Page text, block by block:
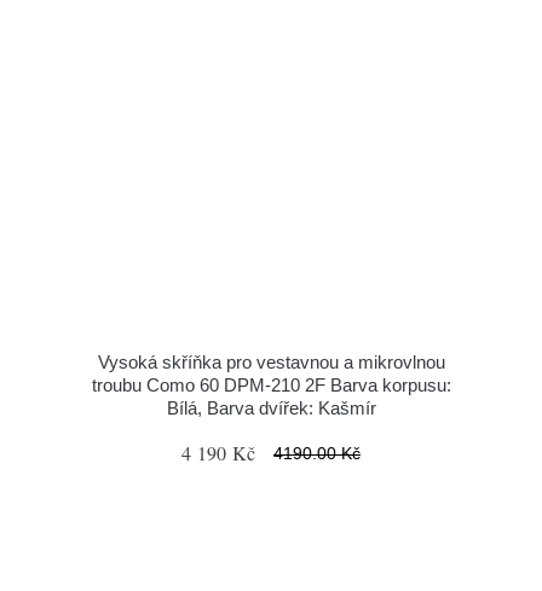
Vysoká skříňka pro vestavnou a mikrovlnou
troubu Como 60 DPM-210 2F Barva korpusu:
Bílá, Barva dvířek: Kašmír
4 190 Kč 4190.00 Kč